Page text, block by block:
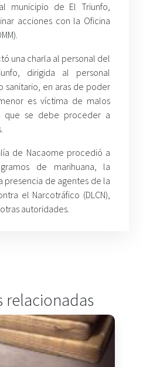
municipio de El Triunfo,
acciones con la Oficina
una charla al personal del
dirigida al personal
sanitario, en aras de poder
es víctima de malos
se debe proceder a
de Nacaome procedió a
de marihuana, la
presencia de agentes de la
el Narcotráfico (DLCN),
autoridades.
relacionadas